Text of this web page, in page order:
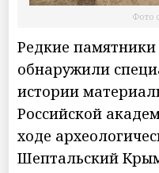
Фото
Редкие
обнаружили
истории
Российской
ходе
Шептальский